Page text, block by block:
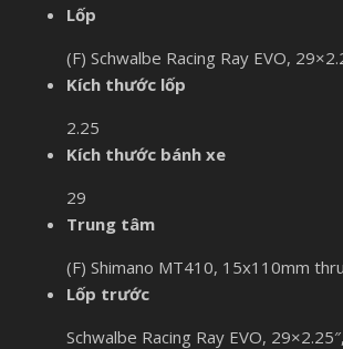
Lốp
(F) Schwalbe Racing Ray EVO,
Kích thước lốp
2.25
Kích thước bánh xe
29
Trung tâm
(F) Shimano MT410, 15x110mm
Lốp trước
Schwalbe Racing Ray EVO,